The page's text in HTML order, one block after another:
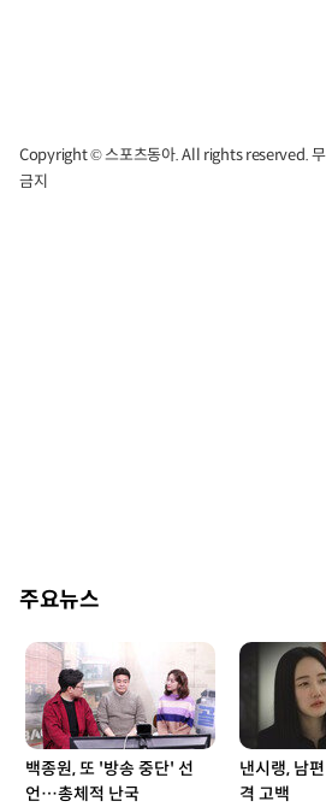
Copyright © 스포츠동아. All rights reserved. 무
금지
주요뉴스
백종원, 또 '방송 중단' 선
언…총체적 난국
낸시랭, 남
격 고백